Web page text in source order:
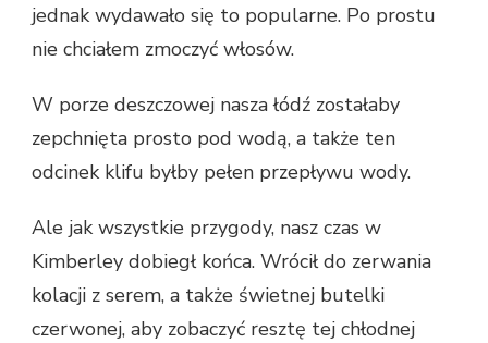
jednak wydawało się to popularne. Po prostu
nie chciałem zmoczyć włosów.
W porze deszczowej nasza łódź zostałaby
zepchnięta prosto pod wodą, a także ten
odcinek klifu byłby pełen przepływu wody.
Ale jak wszystkie przygody, nasz czas w
Kimberley dobiegł końca. Wrócił do zerwania
kolacji z serem, a także świetnej butelki
czerwonej, aby zobaczyć resztę tej chłodnej